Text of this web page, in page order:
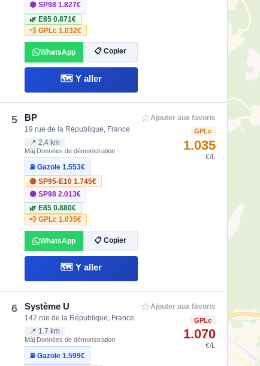
🟣 SP981.827€
🌿 E850.871€
💨 GPLc1.032€
WhatsApp 📋 Copier
🗺️ Y aller
5 BP
19 rue de la République, France
📍 2.4 km
Màj Données de démonstration
⛽ Gazole1.553€
🔴 SP95-E101.745€
🟣 SP982.013€
🌿 E850.880€
💨 GPLc1.035€
WhatsApp 📋 Copier
🗺️ Y aller
☆Ajouter aux favoris
GPLc
1.035
€/L
6 Système U
142 rue de la République, France
📍 1.7 km
Màj Données de démonstration
⛽ Gazole1.599€
☆Ajouter aux favoris
GPLc
1.070
€/L